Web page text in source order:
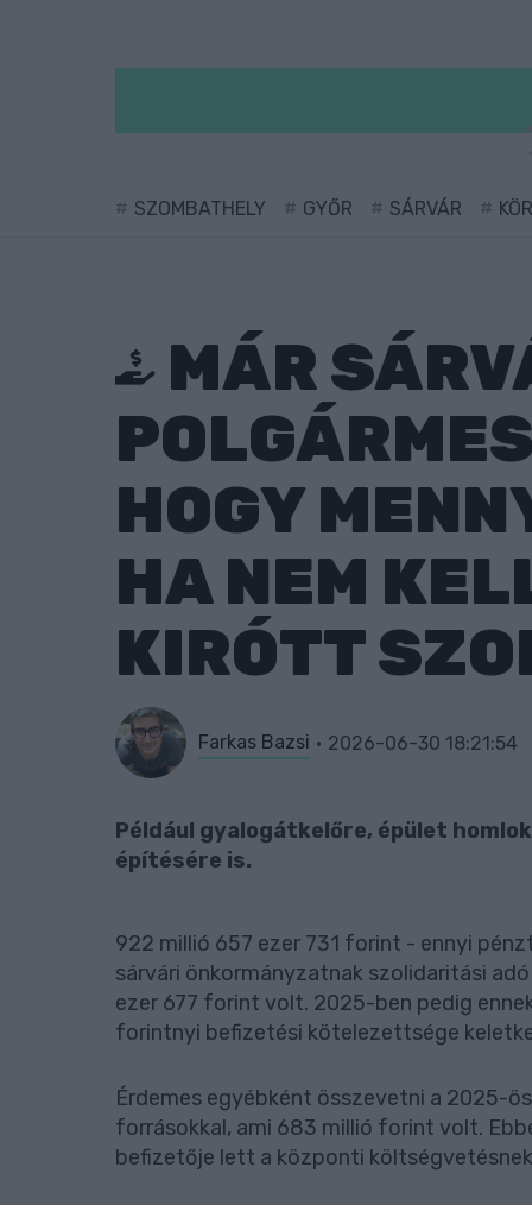
SZOMBATHELY GYŐR SÁRVÁR
MÁR
HOGY
HA NEM
KIRÓTT
Farkas Bazsi 2026-06-30 18:21:54
Például gyalogátkelőre, épület
építésére is.
922 millió 657 ezer 731 forint - ennyi
sárvári önkormányzatnak szolidaritási
ezer 677 forint volt. 2025-ben pedig
forintnyi befizetési kötelezettsége
Érdemes egyébként összevetni a 2025-
forrásokkal, ami 683 millió forint volt.
befizetője lett a központi